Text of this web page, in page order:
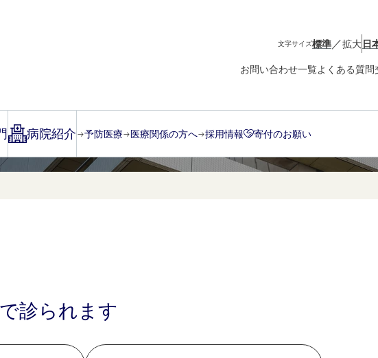
文字サイズ標準／拡大日
お問い合わせ一覧よくある質問
病院紹介 予防医療 医療関係の方へ 採用情報 寄付のお願い
診られます